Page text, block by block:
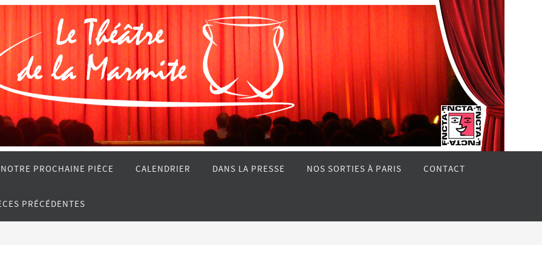
NOTRE PROCHAINE PIÈCE CALENDRIER DANS LA PRESSE NOS SORTIES À PARIS CONTACT
PRÉCÉDENTES